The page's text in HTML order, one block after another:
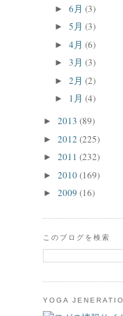
► 6月 (3)
► 5月 (3)
► 4月 (6)
► 3月 (3)
► 2月 (2)
► 1月 (4)
► 2013 (89)
► 2012 (225)
► 2011 (232)
► 2010(169)
► 2009 (16)
このブログを検索
YOGA